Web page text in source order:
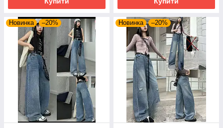
Новинка –20% Новинка –20%